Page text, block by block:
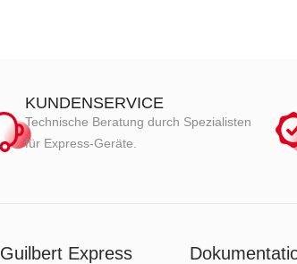
KUNDENSERVICE
Technische Beratung durch Spezialisten
für Express-Geräte.
Guilbert Express